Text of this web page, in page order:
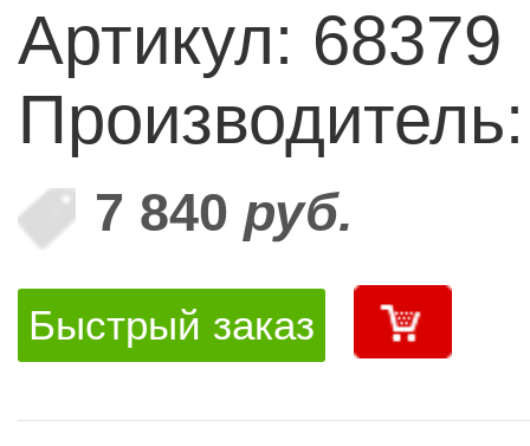
Артикул: 68379
7 840 руб.
Быстрый заказ